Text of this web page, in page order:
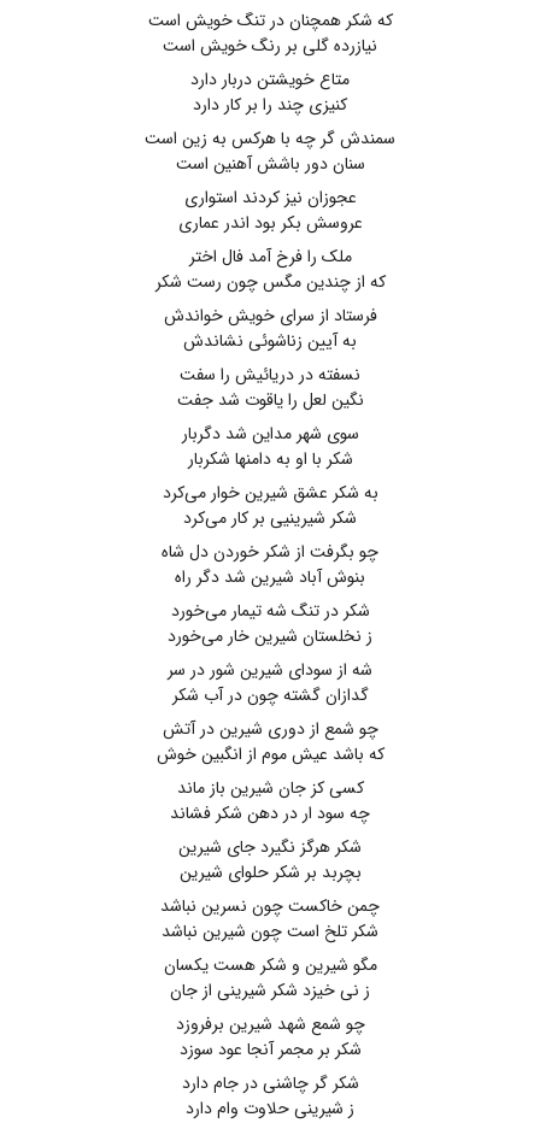
که شکر همچنان در تنگ خویش است
نیازرده گلی بر رنگ خویش است
متاع خویشتن دربار دارد
کنیزی چند را بر کار دارد
سمندش گر چه با هرکس به زین است
سنان دور باشش آهنین است
عجوزان نیز کردند استواری
عروسش بکر بود اندر عماری
ملک را فرخ آمد فال اختر
که از چندین مگس چون رست شکر
فرستاد از سرای خویش خواندش
به آیین زناشوئی نشاندش
نسفته در دریائیش را سفت
نگین لعل را یاقوت شد جفت
سوی شهر مداین شد دگربار
شکر با او به دامنها شکربار
به شکر عشق شیرین خوار می‌کرد
شکر شیرینیی بر کار می‌کرد
چو بگرفت از شکر خوردن دل شاه
بنوش آباد شیرین شد دگر راه
شکر در تنگ شه تیمار می‌خورد
ز نخلستان شیرین خار می‌خورد
شه از سودای شیرین شور در سر
گدازان گشته چون در آب شکر
چو شمع از دوری شیرین در آتش
که باشد عیش موم از انگبین خوش
کسی کز جان شیرین باز ماند
چه سود ار در دهن شکر فشاند
شکر هرگز نگیرد جای شیرین
بچربد بر شکر حلوای شیرین
چمن خاکست چون نسرین نباشد
شکر تلخ است چون شیرین نباشد
مگو شیرین و شکر هست یکسان
ز نی خیزد شکر شیرینی از جان
چو شمع شهد شیرین برفروزد
شکر بر مجمر آنجا عود سوزد
شکر گر چاشنی در جام دارد
ز شیرینی حلاوت وام دارد